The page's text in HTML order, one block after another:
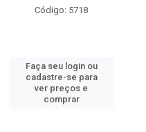
Código: 5718
Faça seu login ou
cadastre-se para
ver preços e
comprar